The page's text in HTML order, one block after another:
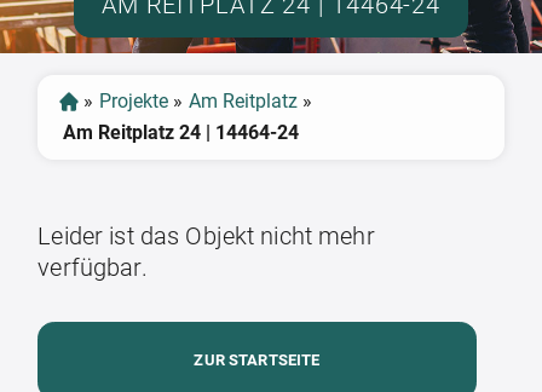
» Projekte » Am Reitplatz »
Am Reitplatz 24 | 14464-24
Leider ist das Objekt nicht mehr
verfügbar.
ZUR STARTSEITE